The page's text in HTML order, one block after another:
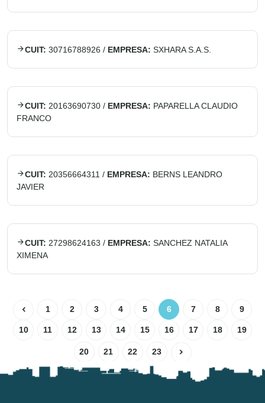
CUIT: 30716788926 / EMPRESA: SXHARA S.A.S.
CUIT: 20163690730 / EMPRESA: PAPARELLA CLAUDIO
FRANCO
CUIT: 20356664311 / EMPRESA: BERNS LEANDRO
JAVIER
CUIT: 27298624163 / EMPRESA: SANCHEZ NATALIA
XIMENA
1 2 3 4 5 6 7 8 9
10 11 12 13 14 15 16 17 18 19
20 21 22 23